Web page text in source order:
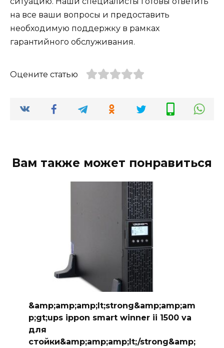
на все ваши вопросы и предоставить
необходимую поддержку в рамках
гарантийного обслуживания.
Оцените статью
Вам также может понравиться
&amp;amp;amp;lt;strong&amp;amp;am
p;gt;ups ippon smart winner ii 1500 va
для
стойки&amp;amp;amp;lt;/strong&amp;